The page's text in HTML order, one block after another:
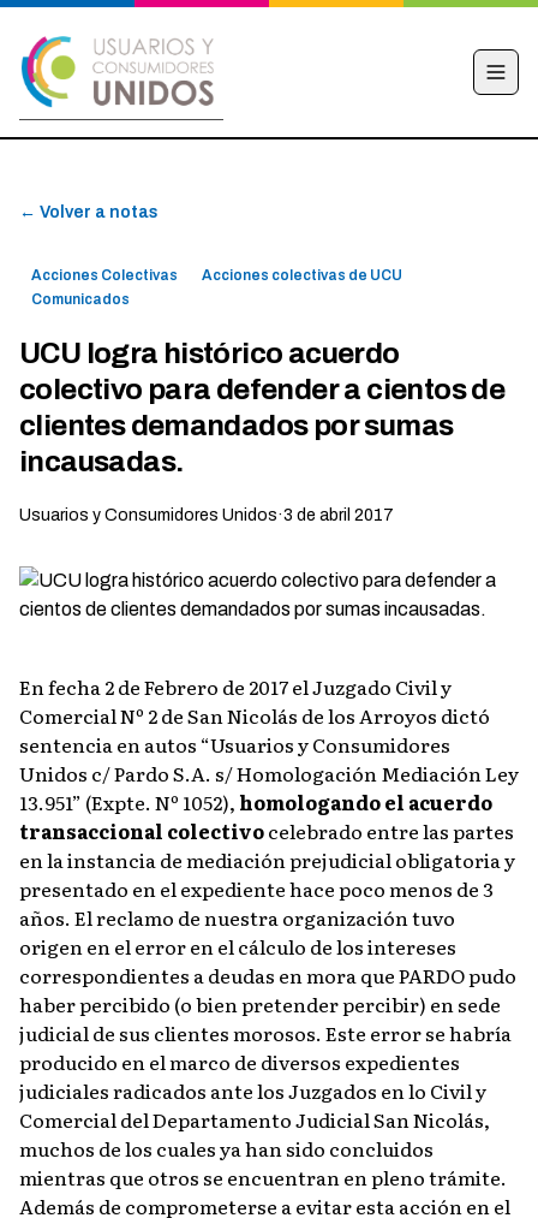
CAMPAÑA
EDUCACIÓN FINANCIERA
HACÉ TU DENUNCIA
OBSERVATORIO
CONTACTO
← Volver a notas
Acciones Colectivas
Acciones colectivas de UCU
Comunicados
UCU logra histórico acuerdo
colectivo para defender a cientos de
clientes demandados por sumas
incausadas.
Usuarios y Consumidores Unidos·3 de abril 2017
En fecha 2 de Febrero de 2017 el Juzgado Civil y
Comercial Nº 2 de San Nicolás de los Arroyos dictó
sentencia en autos “Usuarios y Consumidores
Unidos c/ Pardo S.A. s/ Homologación Mediación Ley
13.951” (Expte. Nº 1052), homologando el acuerdo
transaccional colectivocelebrado entre las partes
en la instancia de mediación prejudicial obligatoria y
presentado en el expediente hace poco menos de 3
años. El reclamo de nuestra organización tuvo
origen en el error en el cálculo de los intereses
correspondientes a deudas en mora que PARDO pudo
haber percibido (o bien pretender percibir) en sede
judicial de sus clientes morosos. Este error se habría
producido en el marco de diversos expedientes
judiciales radicados ante los Juzgados en lo Civil y
Comercial del Departamento Judicial San Nicolás,
muchos de los cuales ya han sido concluidos
mientras que otros se encuentran en pleno trámite.
Además de comprometerse a evitar esta acción en el